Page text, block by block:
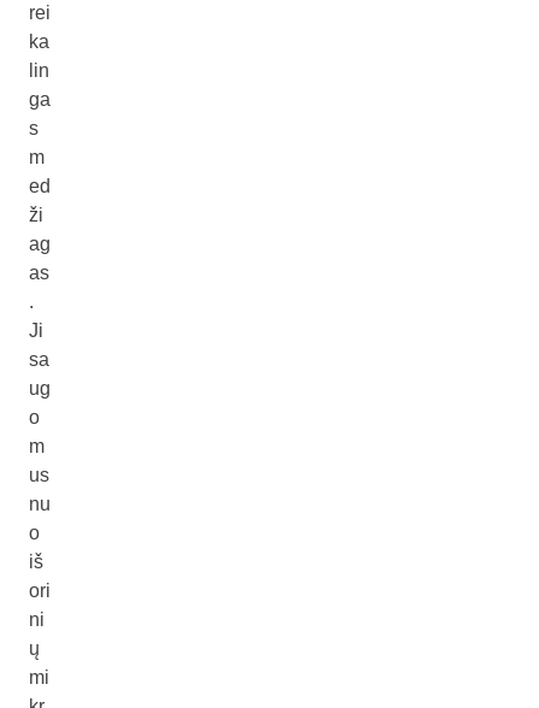
rei
ka
lin
ga
s
m
ed
ži
ag
as
.
Ji
sa
ug
o
m
us
nu
o
iš
ori
ni
ų
mi